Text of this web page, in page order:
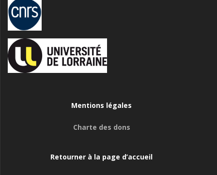
Mentions légales
Charte des dons
Retourner à la page d’accueil